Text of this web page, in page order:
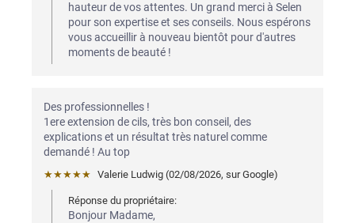
hauteur de vos attentes. Un grand merci à Selen
pour son expertise et ses conseils. Nous espérons
vous accueillir à nouveau bientôt pour d'autres
moments de beauté !
Des professionnelles !
1ere extension de cils, très bon conseil, des
explications et un résultat très naturel comme
demandé ! Au top
★★★★★ Valerie Ludwig (02/08/2026, sur Google)
Réponse du propriétaire:
Bonjour Madame,